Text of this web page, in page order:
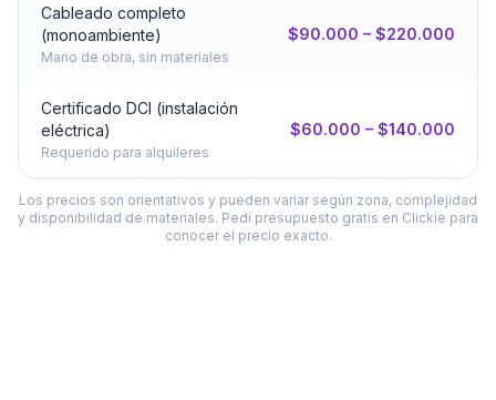
Cableado completo
(monoambiente)
Mano de obra, sin materiales
$90.000 – $220.000
Certificado DCI (instalación
eléctrica)
Requerido para alquileres
$60.000 – $140.000
Los precios son orientativos y pueden variar según zona, complejidad
y disponibilidad de materiales. Pedí presupuesto gratis en Clickie para
conocer el precio exacto.